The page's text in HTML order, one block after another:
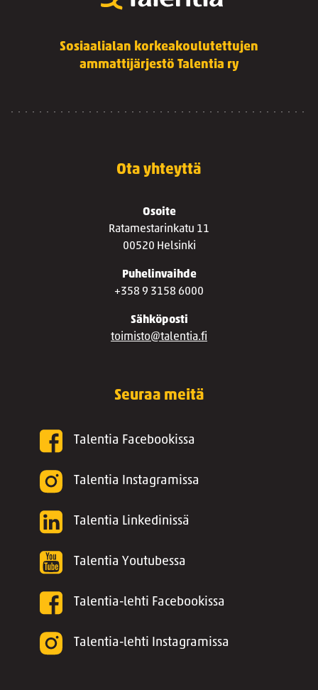
Sosiaalialan korkeakoulutettujen
ammattijärjestö Talentia ry
Ota yhteyttä
Osoite
Ratamestarinkatu 11
00520 Helsinki
Puhelinvaihde
+358 9 3158 6000
Sähköposti
toimisto@talentia.fi
Seuraa meitä
Talentia Facebookissa
Talentia Instagramissa
Talentia Linkedinissä
Talentia Youtubessa
Talentia-lehti Facebookissa
Talentia-lehti Instagramissa